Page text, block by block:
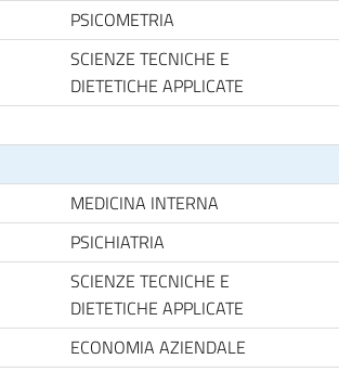
PSICOMETRIA
SCIENZE TECNICHE E
DIETETICHE APPLICATE
MEDICINA INTERNA
PSICHIATRIA
SCIENZE TECNICHE E
DIETETICHE APPLICATE
ECONOMIA AZIENDALE